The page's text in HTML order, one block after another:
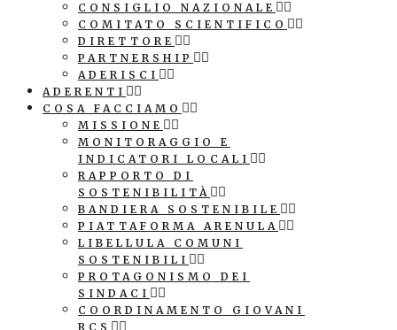
CONSIGLIO NAZIONALE
COMITATO SCIENTIFICO
DIRETTORE
PARTNERSHIP
ADERISCI
ADERENTI
COSA FACCIAMO
MISSIONE
MONITORAGGIO E
INDICATORI LOCALI
RAPPORTO DI
SOSTENIBILITÀ
BANDIERA SOSTENIBILE
PIATTAFORMA ARENULA
LIBELLULA COMUNI
SOSTENIBILI
PROTAGONISMO DEI
SINDACI
COORDINAMENTO GIOVANI
RCS